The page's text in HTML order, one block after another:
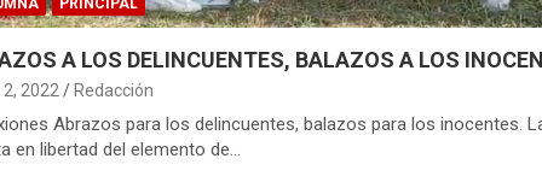
PRINCIPAL
A LOS DELINCUENTES, BALAZOS A LOS
2022 Redacción
Abrazos para los delincuentes, balazos para los inocentes.
en libertad del elemento de…